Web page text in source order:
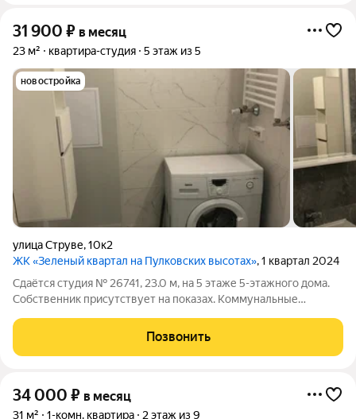
31 900 ₽ в месяц
23 м² квартира-студия 5 этаж из 5
новостройка
улица Струве,10к2
ЖК «Зеленый квартал на Пулковских высотах», 1 квартал 2024
Сдаётся студия № 26741, 23.0 м, на 5 этаже 5-этажного дома.
Собственник присутствует на показах. Коммунальные
отдельно. По условиям проживания: можно с детьми, без
питомцев. Срок минимальной
Позвонить
34 000 ₽ в месяц
31 м² 1-комн. квартира 2 этаж из 9